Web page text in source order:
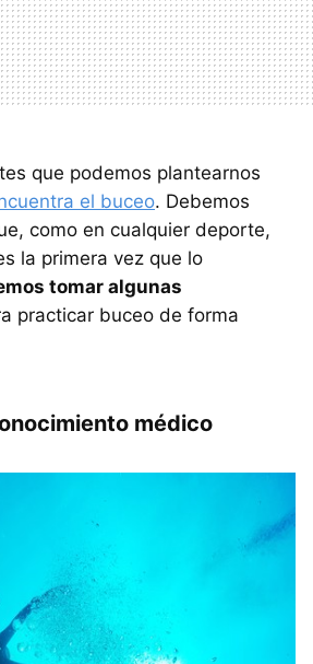
que podemos plantearnos
el buceo. Debemos
como en cualquier deporte,
la primera vez que lo
tomar algunas
practicar buceo de forma
médico